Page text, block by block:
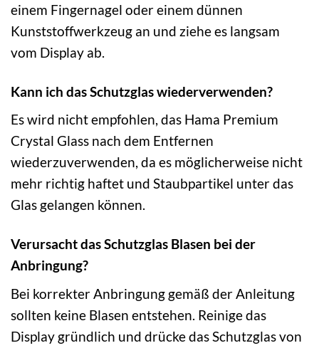
einem Fingernagel oder einem dünnen
Kunststoffwerkzeug an und ziehe es langsam
vom Display ab.
Kann ich das Schutzglas wiederverwenden?
Es wird nicht empfohlen, das Hama Premium
Crystal Glass nach dem Entfernen
wiederzuverwenden, da es möglicherweise nicht
mehr richtig haftet und Staubpartikel unter das
Glas gelangen können.
Verursacht das Schutzglas Blasen bei der
Anbringung?
Bei korrekter Anbringung gemäß der Anleitung
sollten keine Blasen entstehen. Reinige das
Display gründlich und drücke das Schutzglas von